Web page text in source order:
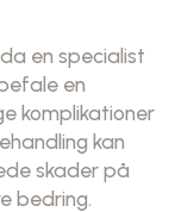
en specialist
en
komplikationer
kan
skader på
bedring.